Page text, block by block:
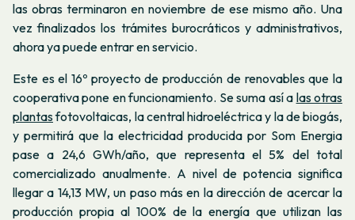
las obras terminaron en noviembre de ese mismo año. Una
vez finalizados los trámites burocráticos y administrativos,
ahora ya puede entrar en servicio.
Este es el 16º proyecto de producción de renovables que la
cooperativa pone en funcionamiento. Se suma así a las otras
plantasfotovoltaicas, la central hidroeléctrica y la de biogás,
y permitirá que la electricidad producida por Som Energia
pase a 24,6 GWh/año, que representa el 5% del total
comercializado anualmente. A nivel de potencia significa
llegar a 14,13 MW, un paso más en la dirección de acercar la
producción propia al 100% de la energía que utilizan las